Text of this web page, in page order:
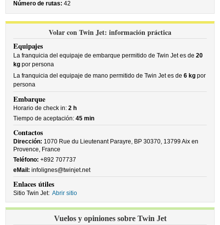
Número de rutas: 42
Volar con Twin Jet: información práctica
Equipajes
La franquicia del equipaje de embarque permitido de Twin Jet es de20
kg por persona
La franquicia del equipaje de mano permitido de Twin Jet es de6 kg por
persona
Embarque
Horario de check in:2 h
Tiempo de aceptación:45 min
Contactos
Dirección: 1070 Rue du Lieutenant Parayre, BP 30370, 13799 Aix en
Provence, France
Teléfono: +892 707737
eMail: infolignes@twinjet.net
Enlaces útiles
Sitio Twin Jet: Abrir sitio
Vuelos y opiniones sobre Twin Jet